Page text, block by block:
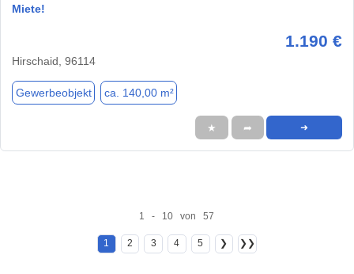
Miete!
1.190 €
Hirschaid, 96114
Gewerbeobjekt ca. 140,00 m²
★ ➦ ➜
1 - 10 von 57
1 2 3 4 5 ❯ ❯❯